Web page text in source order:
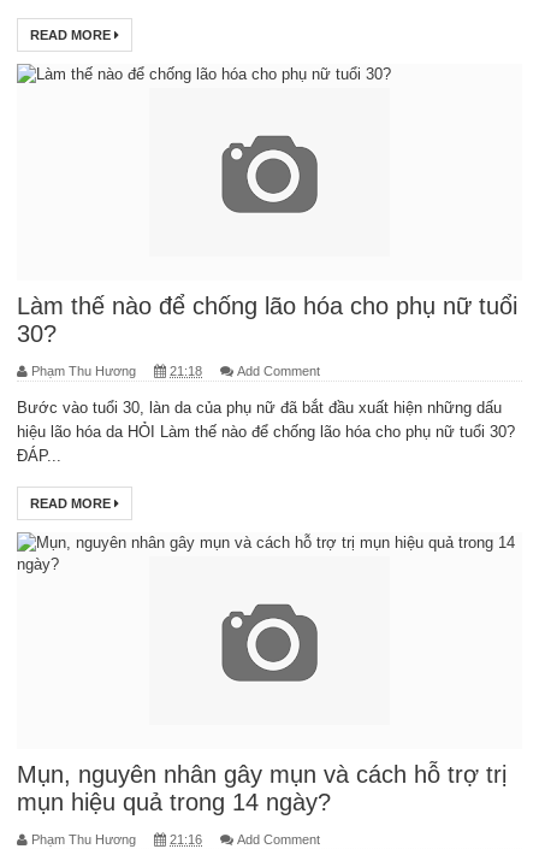
READ MORE
Làm thế nào để chống lão hóa cho phụ nữ tuổi
30?
Phạm Thu Hương 21:18 Add Comment
Bước vào tuổi 30, làn da của phụ nữ đã bắt đầu xuất hiện những dấu
hiệu lão hóa da HỎI Làm thế nào để chống lão hóa cho phụ nữ tuổi 30?
ĐÁP...
READ MORE
Mụn, nguyên nhân gây mụn và cách hỗ trợ trị
mụn hiệu quả trong 14 ngày?
Phạm Thu Hương 21:16 Add Comment